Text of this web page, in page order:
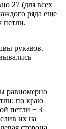
27 (для всех
ряда еще
петли.
рукавов.
равномерно
по краю
петли + 3
их на